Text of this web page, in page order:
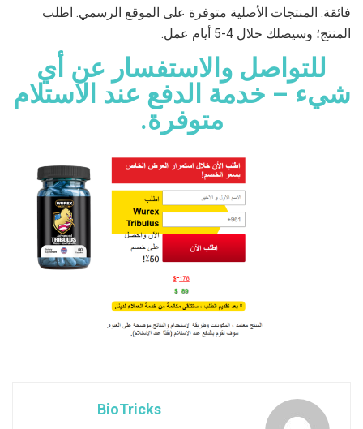
فائقة. المنتجات الأصلية متوفرة على الموقع الرسمي. اطلب
المنتج؛ وسيصلك خلال 4-5 أيام عمل.
للتواصل والاستفسار عن أي
شيء – خدمة الدفع عند الاستلام
متوفرة.
BioTricks